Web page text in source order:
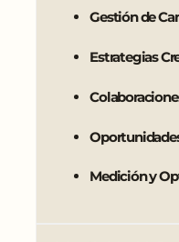
Gestión de
Estrategias
Medición y